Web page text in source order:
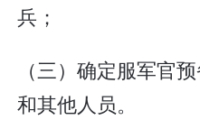
兵；
（三）确定服军官
和其他人员。